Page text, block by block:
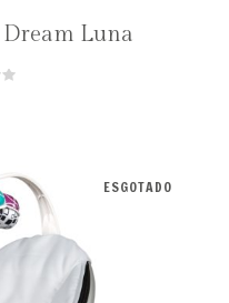
Dream Luna
ESGOTADO